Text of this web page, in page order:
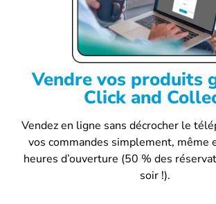
Vendre vos produits
Click and
Vendez en ligne sans décrocher le
vos commandes simplement, même
heures d’ouverture (50 % des
soir !).